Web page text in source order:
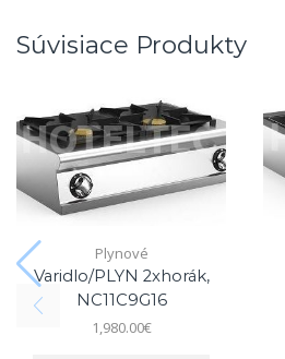
Súvisiace Produkty
Plynové
Varidlo/PLYN 2xhorák,
NC11C9G16
1,980.00€